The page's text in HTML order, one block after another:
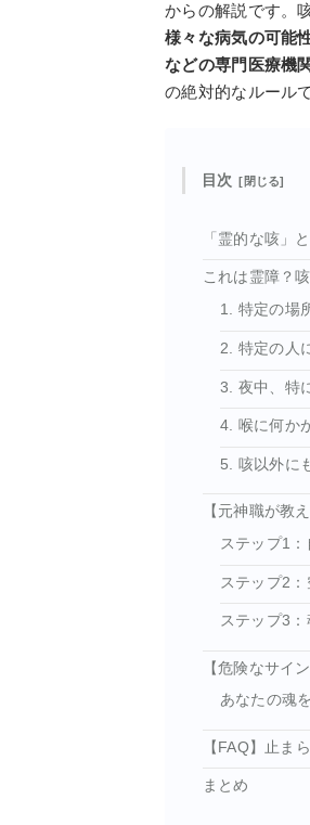
からの解説です。
様々な病気の可能
などの専門医療機
の絶対的なルールで
目次
「霊的な咳」
これは霊障？
1. 特定の場
2. 特定の人
3. 夜中、特
4. 喉に何か
5. 咳以外に
【元神職が教
ステップ1
ステップ2
ステップ3：
【危険なサイ
あなたの魂
【FAQ】止ま
まとめ